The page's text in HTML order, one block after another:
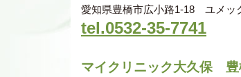
愛知県豊橋市広小路1-18 ユメッ
tel.0532-35-7741
マイクリニック大久保 豊